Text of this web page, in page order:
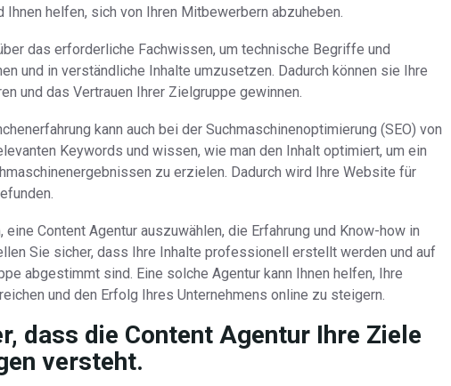
helfen, sich von Ihren Mitbewerbern abzuheben.
das erforderliche Fachwissen, um technische Begriffe und
und in verständliche Inhalte umzusetzen. Dadurch können sie Ihre
und das Vertrauen Ihrer Zielgruppe gewinnen.
kann auch bei der Suchmaschinenoptimierung (SEO) von
Keywords und wissen, wie man den Inhalt optimiert, um ein
zu erzielen. Dadurch wird Ihre Website für
Content Agentur auszuwählen, die Erfahrung und Know-how in
Sie sicher, dass Ihre Inhalte professionell erstellt werden und auf
abgestimmt sind. Eine solche Agentur kann Ihnen helfen, Ihre
und den Erfolg Ihres Unternehmens online zu steigern.
dass die Content Agentur Ihre Ziele
versteht.